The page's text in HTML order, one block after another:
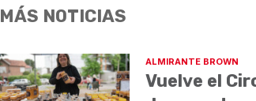
MÁS NOTICIAS
ALMIRANTE BROWN
Vuelve el